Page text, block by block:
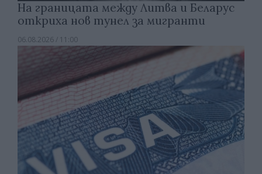
На границата между Литва и Беларус
откриха нов тунел за мигранти
06.08.2026 / 11:00